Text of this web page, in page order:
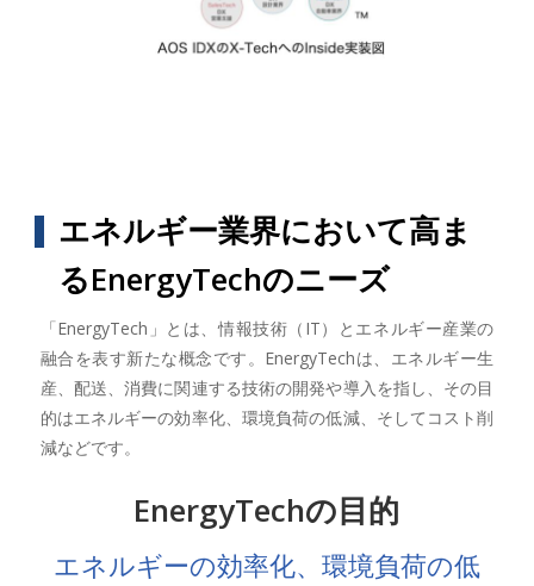
エネルギー業界において高ま
るEnergyTechのニーズ
「EnergyTech」とは、情報技術（IT）とエネルギー産業の
融合を表す新たな概念です。EnergyTechは、エネルギー生
産、配送、消費に関連する技術の開発や導入を指し、その目
的はエネルギーの効率化、環境負荷の低減、そしてコスト削
減などです。
EnergyTechの目的
エネルギーの効率化、環境負荷の低